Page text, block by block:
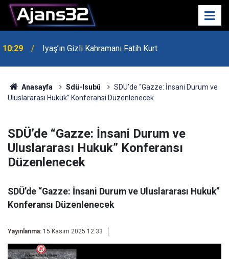
00:52 Isparta'da Asker Eğlencesinde Kavga Çıktı
Anasayfa Sdü-Isubü
SDÜ’de “Gazze: İnsani Durum ve
Uluslararası Hukuk” Konferansı Düzenlenecek
SDÜ’de “Gazze: İnsani Durum ve
Uluslararası Hukuk” Konferansı
Düzenlenecek
SDÜ’de “Gazze: İnsani Durum ve Uluslararası Hukuk”
Konferansı Düzenlenecek
Yayınlanma: 15 Kasım 2025 12:33